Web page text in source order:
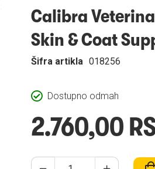
želja
Calibra
Skin & Coat
Dostupno odmah
Šifra artikla 018256
2.760,00